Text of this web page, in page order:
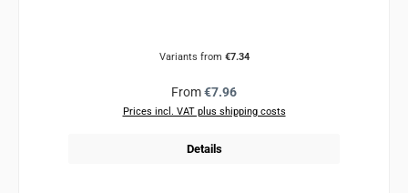
Variants from €7.34
Regular price:
From€7.96
Prices incl. VAT plus shipping costs
Details